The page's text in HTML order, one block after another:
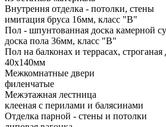
Внутрення отделка - потолки, стены
имитация бруса 16мм, класс "В"
Пол - шпунтованная доска камерной
доска пола 36мм, класс "B"
Пол на балконах и террасах, строганая
40x140мм
Межкомнатные двери
филенчатые
Межэтажная лестница
клееная с перилами и балясинами
Отделка парной - стены и потолки